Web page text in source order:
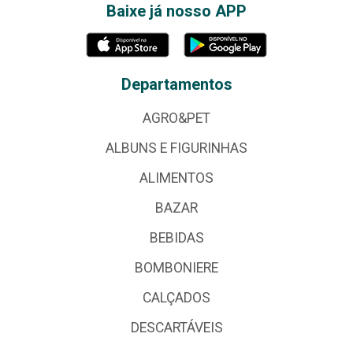
Baixe já nosso APP
Departamentos
AGRO&PET
ALBUNS E FIGURINHAS
ALIMENTOS
BAZAR
BEBIDAS
BOMBONIERE
CALÇADOS
DESCARTÁVEIS